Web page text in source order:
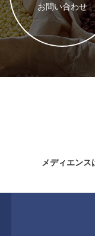
お問い合わせ
メディエン